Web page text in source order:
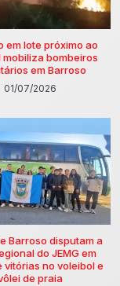
em lote próximo ao
mobiliza bombeiros
em Barroso
01/07/2026
Barroso disputam a
do JEMG em
vitórias no voleibol e
de praia